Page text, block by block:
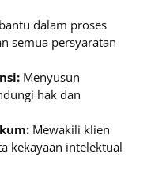
dalam proses
semua persyaratan
Menyusun
hak dan
Mewakili klien
kekayaan intelektual